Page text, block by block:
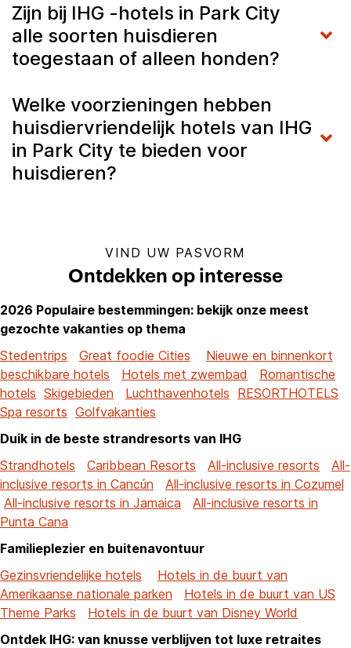
Zijn bij IHG -hotels in Park City
alle soorten huisdieren
toegestaan of alleen honden?
Welke voorzieningen hebben
huisdiervriendelijk hotels van IHG
in Park City te bieden voor
huisdieren?
VIND UW PASVORM
Ontdekken op interesse
2026 Populaire bestemmingen: bekijk onze meest
gezochte vakanties op thema
Stedentrips
Great foodie Cities
Nieuwe en binnenkort
beschikbare hotels
Hotels met zwembad
Romantische
hotels Skigebieden Luchthavenhotels RESORTHOTELS
Spa resorts Golfvakanties
Duik in de beste strandresorts van IHG
Strandhotels
Caribbean Resorts All-inclusive resorts
All-
inclusive resorts in Cancún
All-inclusive resorts in Cozumel
All-inclusive resorts in Jamaica
All-inclusive resorts in
Punta Cana
Familieplezier en buitenavontuur
Gezinsvriendelijke hotels
Hotels in de buurt van
Amerikaanse nationale parken
Hotels in de buurt van US
Theme Parks
Hotels in de buurt van Disney World
Ontdek IHG: van knusse verblijven tot luxe retraites